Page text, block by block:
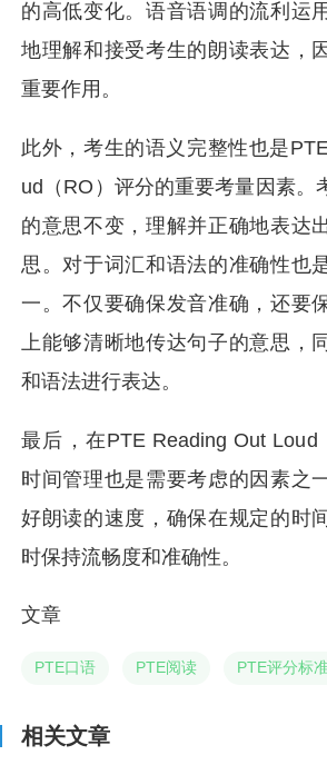
的高低变化。语音语调的流利运
地理解和接受考生的朗读表达，
重要作用。
此外，考生的语义完整性也是
ud（RO）评分的重要考量因素。
的意思不变，理解并正确地表达
思。对于词汇和语法的准确性也
一。不仅要确保发音准确，还要
上能够清晰地传达句子的意思，
和语法进行表达。
最后，在PTE Reading Out Loud
时间管理也是需要考虑的因素之
好朗读的速度，确保在规定的时
时保持流畅度和准确性。
文章
PTE口语 PTE阅读 PTE评分标
相关文章